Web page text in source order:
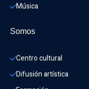
Música
Somos
Centro cultural
Difusión artística